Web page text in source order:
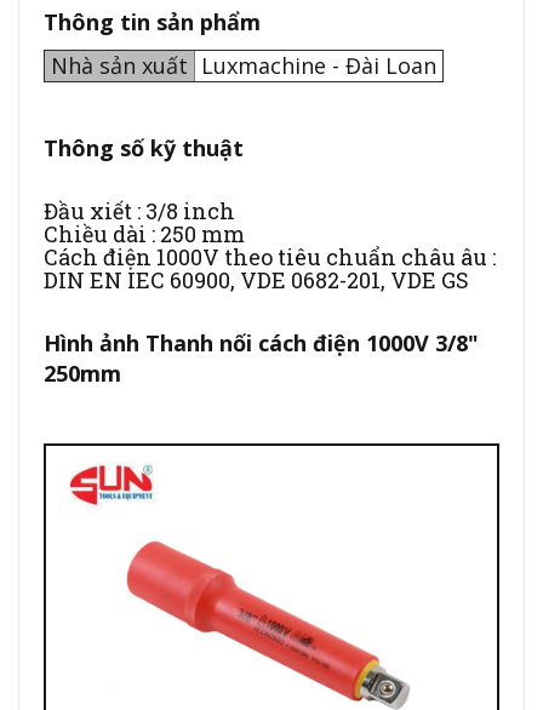
Thông tin sản phẩm
Nhà sản xuất Luxmachine - Đài Loan
Thông số kỹ thuật
Đầu xiết : 3/8 inch
Chiều dài : 250 mm
Cách điện 1000V theo tiêu chuẩn châu âu :
DIN EN IEC 60900, VDE 0682-201, VDE GS
Hình ảnh Thanh nối cách điện 1000V 3/8"
250mm